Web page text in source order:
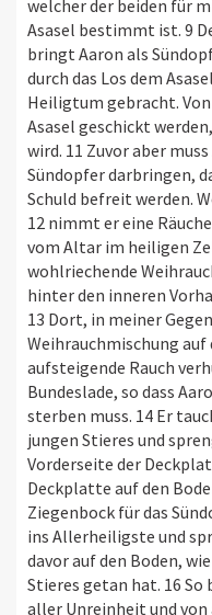
welcher der beiden für
Asasel bestimmt ist. 9
bringt Aaron als
durch das Los dem
Heiligtum gebracht.
Asasel geschickt
wird. 11 Zuvor aber
Sündopfer darbringen,
Schuld befreit werden.
12 nimmt er eine
vom Altar im heiligen
wohlriechende
hinter den inneren
13 Dort, in meiner
Weihrauchmischung
aufsteigende Rauch
Bundeslade, so dass
sterben muss. 14 Er
jungen Stieres und
Vorderseite der
Deckplatte auf den
Ziegenbock für das
ins Allerheiligste und
davor auf den Boden,
Stieres getan hat. 16
aller Unreinheit und von